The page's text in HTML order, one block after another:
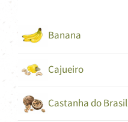
Banana
Cajueiro
Castanha do Brasil